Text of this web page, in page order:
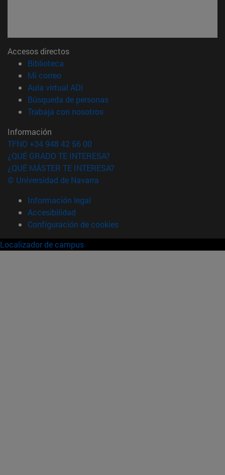
Accesos directos
Biblioteca
Mi correo(abre en nueva ventana)
Aula virtual ADI
Búsqueda de personas(abre en nueva ventana)
Trabaja con nosotros(abre en nueva ventana)
Información
TFNO +34 948 42 56 00
¿QUÉ GRADO TE INTERESA?
¿QUÉ MÁSTER TE INTERESA?
© Universidad de Navarra
Información legal
Accesibilidad
Configuración de cookies
Localizador de campus